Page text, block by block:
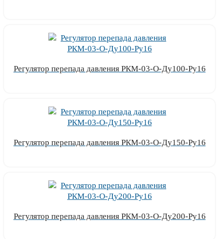
Регулятор перепада давления РКМ-03-О-Ду100-Ру16
Регулятор перепада давления РКМ-03-О-Ду150-Ру16
Регулятор перепада давления РКМ-03-О-Ду200-Ру16